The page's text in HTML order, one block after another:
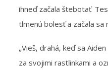
ihneď začala štebotať.
tlmenú bolesť a začala
„Vieš, drahá, keď sa
za svojimi rastlinkami a